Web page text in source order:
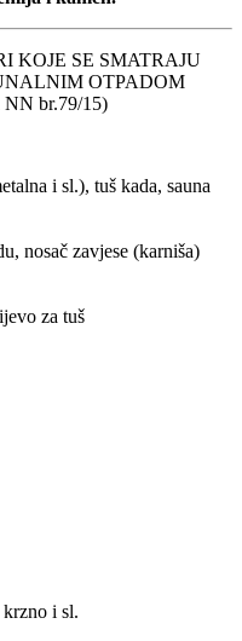
KOJE SE SMATRAJU
OTPADOM
NN br.79/15)
i sl.), tuš kada, sauna
nosač zavjese (karniša)
za tuš
i sl.